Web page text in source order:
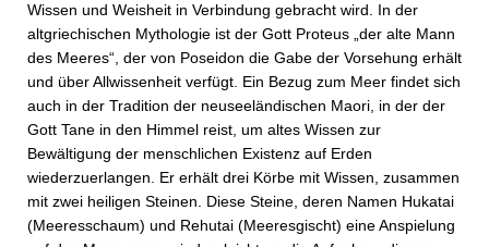
Wissen und Weisheit in Verbindung gebracht wird. In der
altgriechischen Mythologie ist der Gott Proteus „der alte Mann
des Meeres“, der von Poseidon die Gabe der Vorsehung erhält
und über Allwissenheit verfügt. Ein Bezug zum Meer findet sich
auch in der Tradition der neuseeländischen Maori, in der der
Gott Tane in den Himmel reist, um altes Wissen zur
Bewältigung der menschlichen Existenz auf Erden
wiederzuerlangen. Er erhält drei Körbe mit Wissen, zusammen
mit zwei heiligen Steinen. Diese Steine, deren Namen Hukatai
(Meeresschaum) und Rehutai (Meeresgischt) eine Anspielung